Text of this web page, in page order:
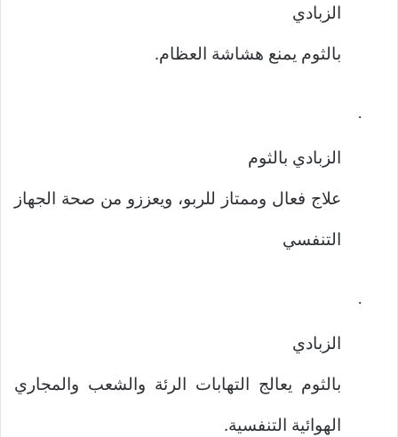
الزبادي
بالثوم يمنع هشاشة العظام.
·
الزبادي بالثوم
علاج فعال وممتاز للربو، ويعززو من صحة الجهاز
التنفسي
·
الزبادي
بالثوم يعالج التهابات الرئة والشعب والمجاري
الهوائية التنفسية.